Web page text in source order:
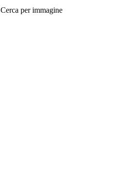
Cerca per immagine